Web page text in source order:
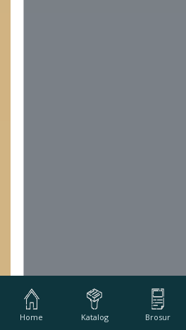
Home Katalog Brosur